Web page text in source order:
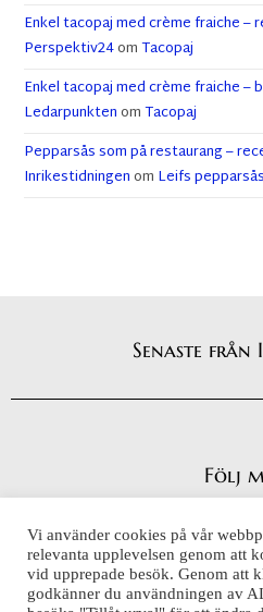
Enkel tacopaj med crème fraiche –
Perspektiv24omTacopaj
Enkel tacopaj med crème fraiche
LedarpunktenomTacopaj
Pepparsås som på restaurang –
Inrikestidningenom Leifs
Senaste från
Följ
Vi använder cookies på vår
relevanta upplevelsen genom att
vid upprepade besök. Genom att
godkänner du användningen av